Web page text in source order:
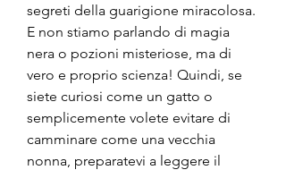
segreti della guarigione miracolosa.
E non stiamo parlando di magia
nera o pozioni misteriose, ma di
vero e proprio scienza! Quindi, se
siete curiosi come un gatto o
semplicemente volete evitare di
camminare come una vecchia
nonna, preparatevi a leggere il